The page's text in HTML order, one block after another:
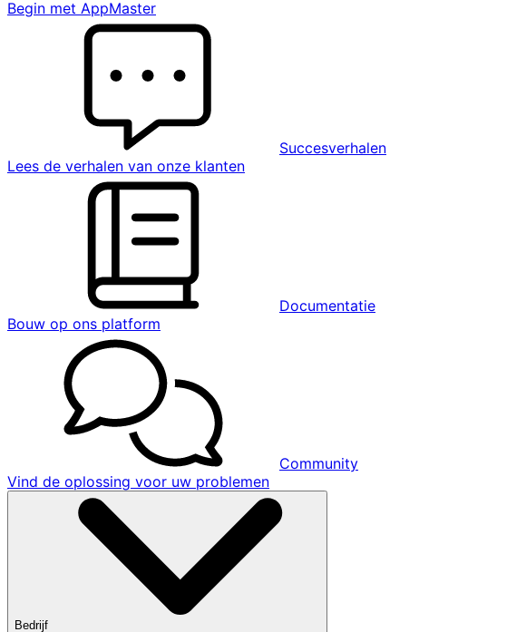
Begin met AppMaster
Succesverhalen
Lees de verhalen van onze klanten
Documentatie
Bouw op ons platform
Community
Vind de oplossing voor uw problemen
Bedrijf